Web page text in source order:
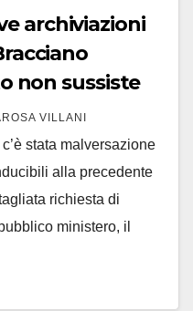
archiviazioni
non sussiste
VILLANI
stata malversazione
alla precedente
richiesta di
ministero, il